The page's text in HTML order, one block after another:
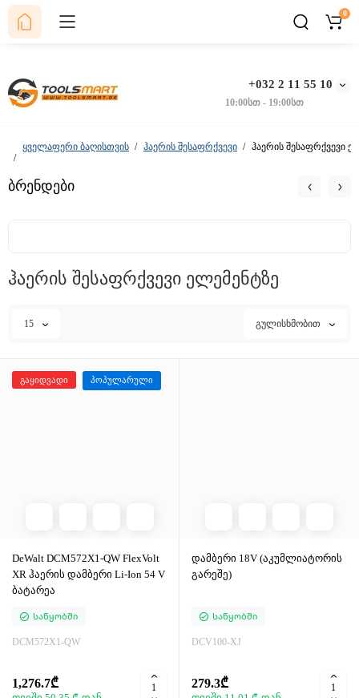
+032 2 11 55 10
10:00სთ - 19:00სთ
0
ყველაფერი ბაღისთვის ჰაერის შესაფრქვევი ჰაერის შესაფრქვევი
ბრენდები
ჰაერის შესაფრქვევი ელემენტზე
15 გულისხმობით
გაყიდვადი პოპულარული
DeWalt DCM572X1-QW FlexVolt
XR ჰაერის დამბერი Li-Ion 54 V
ბატარეა
Საწყობში
DCM572X1-QW
1,276.7₾
დამბერი 18V (აკუმლიატორის
გარეშე)
Საწყობში
DCV100-XJ
279.3₾